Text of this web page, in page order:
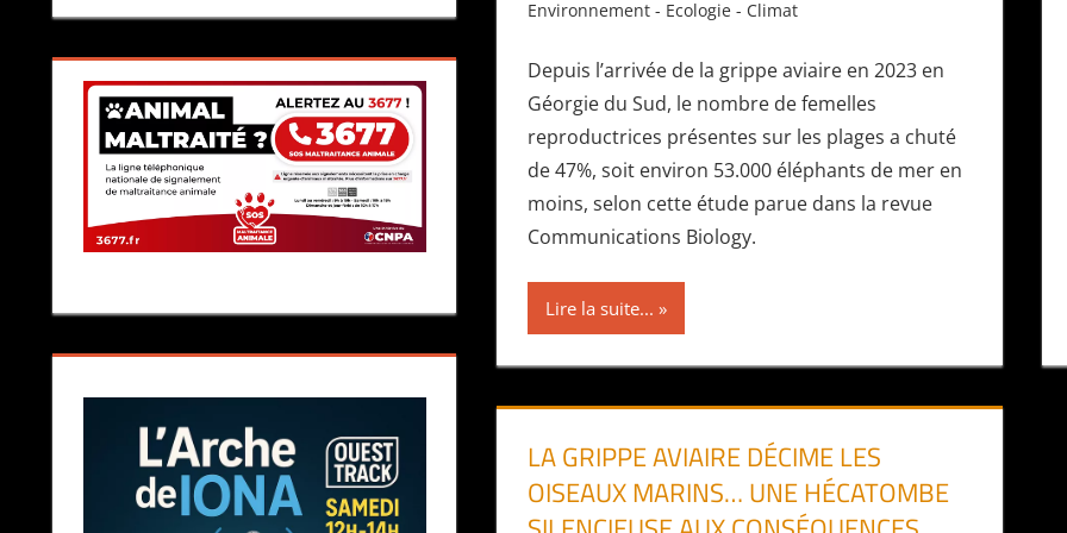
Environnement - Ecologie - Climat
Depuis l’arrivée de la grippe aviaire en 2023 en
Géorgie du Sud, le nombre de femelles
reproductrices présentes sur les plages a chuté
de 47%, soit environ 53.000 éléphants de mer en
moins, selon cette étude parue dans la revue
Communications Biology.
Lire la suite...
LA GRIPPE AVIAIRE DÉCIME LES
OISEAUX MARINS… UNE HÉCATOMBE